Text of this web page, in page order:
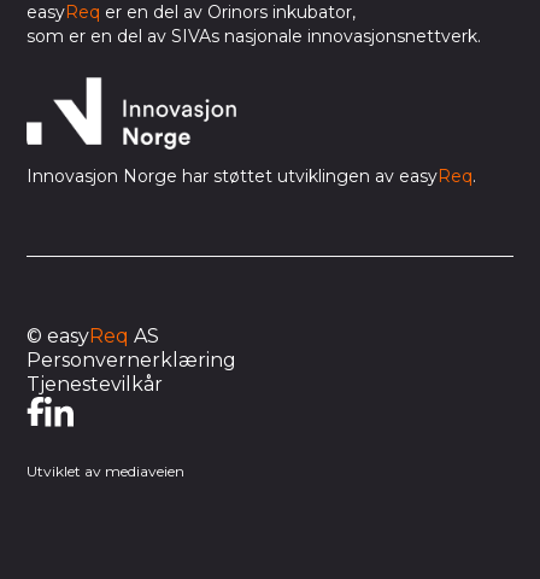
easyReq er en del av Orinors inkubator,
som er en del av SIVAs nasjonale innovasjonsnettverk.
Innovasjon Norge har støttet utviklingen av easyReq.
© easyReq AS
Personvernerklæring
Tjenestevilkår
Utviklet av mediaveien